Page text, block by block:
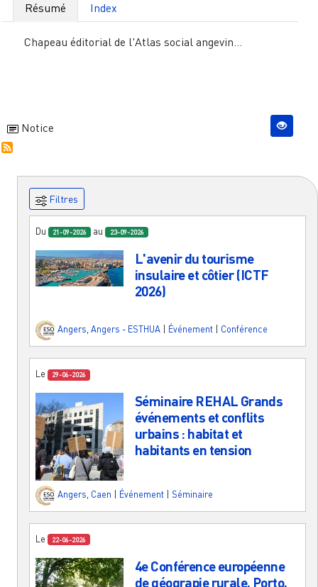
Résumé Index
Chapeau éditorial de l'Atlas social angevin...
Notice
Filtres
Du 21-09-2026 au 23-09-2026
L'avenir du tourisme
insulaire et côtier (ICTF
2026)
Angers, Angers - ESTHUA Événement Conférence
Le 29-06-2026
Séminaire REHAL Grands
événements et conflits
urbains : habitat et
habitants en tension
Angers Caen Événement Séminaire
Le 22-06-2026
4e Conférence européenne
de géograpie rurale, Porto,